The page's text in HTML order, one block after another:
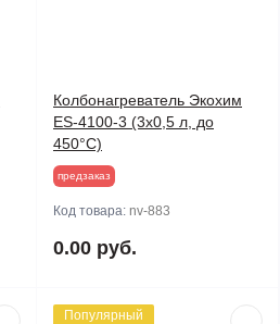
Колбонагреватель Экохим
ES-4100-3 (3х0,5 л, до
450°C)
предзаказ
Код товара: nv-883
0.00 руб.
Популярный